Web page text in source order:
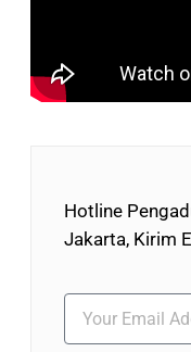
Hotline
Jakarta, Kirim